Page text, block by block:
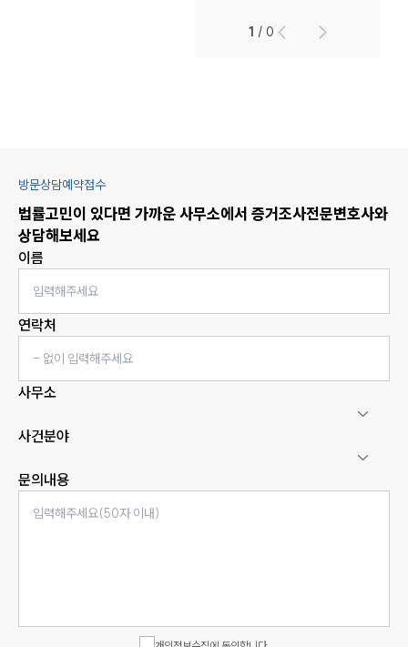
1 /0
방문상담예약접수
법률고민이 있다면 가까운 사무소에서 증거조사전문변호사와
상담해보세요
이름
연락처
사무소
사건분야
문의내용